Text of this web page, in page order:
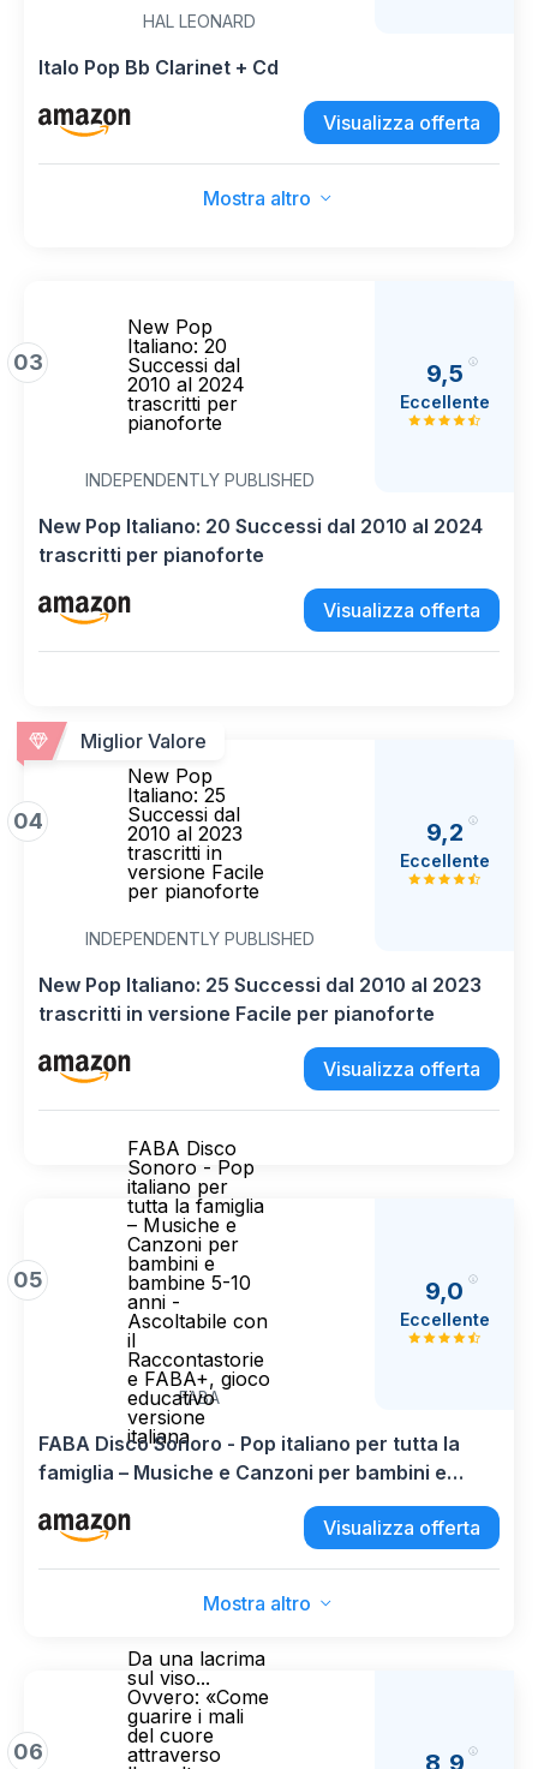
HAL LEONARD
Italo Pop Bb Clarinet + Cd
Visualizza offerta
Mostra altro
03
New Pop
Italiano: 20
Successi dal
2010 al 2024
trascritti per
pianoforte
INDEPENDENTLY PUBLISHED
9,5
Eccellente
New Pop Italiano: 20 Successi dal 2010 al 2024
trascritti per pianoforte
Visualizza offerta
Miglior Valore
04
New Pop
Italiano: 25
Successi dal
2010 al 2023
trascritti in
versione Facile
per pianoforte
INDEPENDENTLY PUBLISHED
9,2
Eccellente
New Pop Italiano: 25 Successi dal 2010 al 2023
trascritti in versione Facile per pianoforte
Visualizza offerta
05
FABA Disco
Sonoro - Pop
italiano per
tutta la famiglia
– Musiche e
Canzoni per
bambini e
bambine 5-10
anni -
Ascoltabile con
il
Raccontastorie
e FABA+, gioco
educativo
versione
italiana
FABA
9,0
Eccellente
FABA Disco Sonoro - Pop italiano per tutta la
famiglia – Musiche e Canzoni per bambini e
bambine 5-10 anni - Ascoltabile con il
Raccontastorie e FABA+, gioco educativo
Visualizza offerta
Mostra altro
06
Da una lacrima
sul viso...
Ovvero: «Come
guarire i mali
del cuore
attraverso
8,9